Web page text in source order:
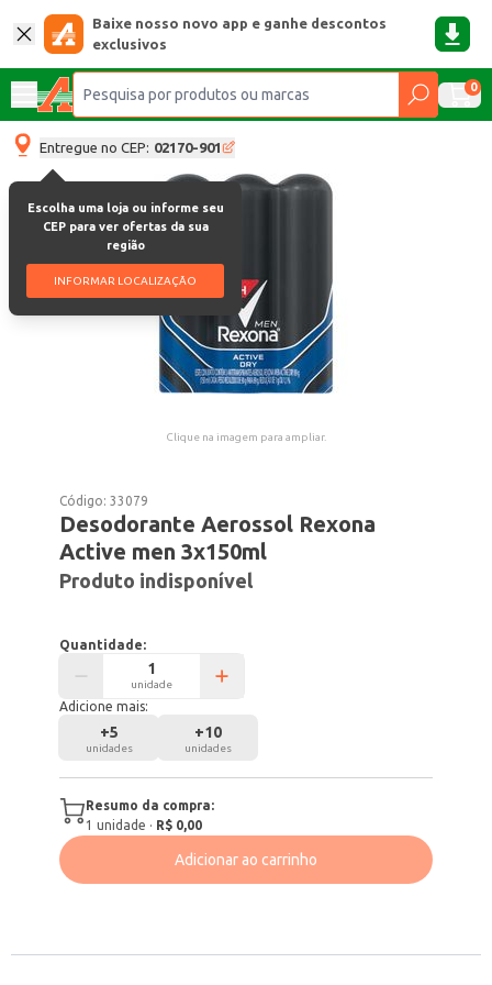
Baixe nosso novo app e ganhe descontos
exclusivos
0
Entregue no CEP: 02170-901
Escolha uma loja ou informe seu
CEP para ver ofertas da sua
região
INFORMAR LOCALIZAÇÃO
Clique na imagem para ampliar.
Código:33079
Desodorante Aerossol Rexona
Active men 3x150ml
Produto indisponível
Quantidade:
unidade
Adicione mais:
+5
unidades
+10
unidades
Resumo da compra:
1 unidade · R$ 0,00
Adicionar ao carrinho